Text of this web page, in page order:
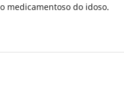
medicamentoso do idoso.